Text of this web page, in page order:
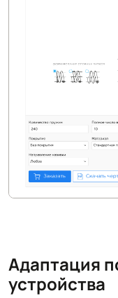
Адаптация
устройства